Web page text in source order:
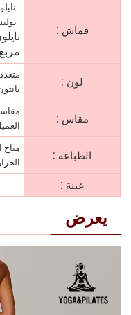
قماش :
نايلون/
مربع
لون :
مقاس :
الطباعة :
متاح
عينة :
يعرض